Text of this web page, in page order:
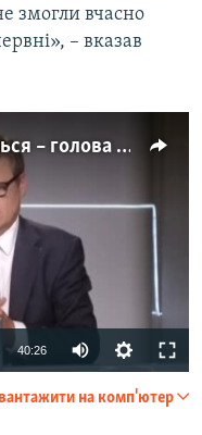
змогли вчасно
– вказав
Дефолт України виключається – голова Мінфіну Марченко (відео)
available
40:26
на комп'ютер